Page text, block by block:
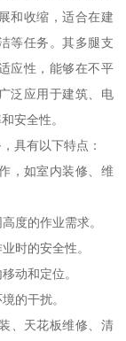
和收缩，适合在建
等任务。其多腿支
应性，能够在不平
泛应用于建筑、电
安全性。
具有以下特点：
，如室内装修、维
度的作业需求。
时的安全性。
动和定位。
的干扰。
、天花板维修、清